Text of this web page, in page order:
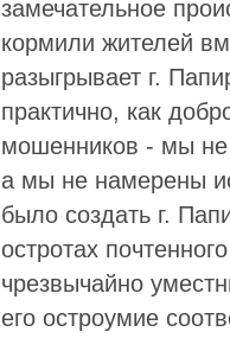
замечательное
кормили жителей
разыгрывает г.
практично, как
мошенников - мы не
а мы не намерены
было создать г.
остротах
чрезвычайно
его остроумие